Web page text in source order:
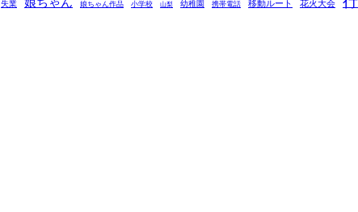
失業 娘ちゃん作品 小学校 山梨 幼稚園 携帯電話 移動ルート 花火大会